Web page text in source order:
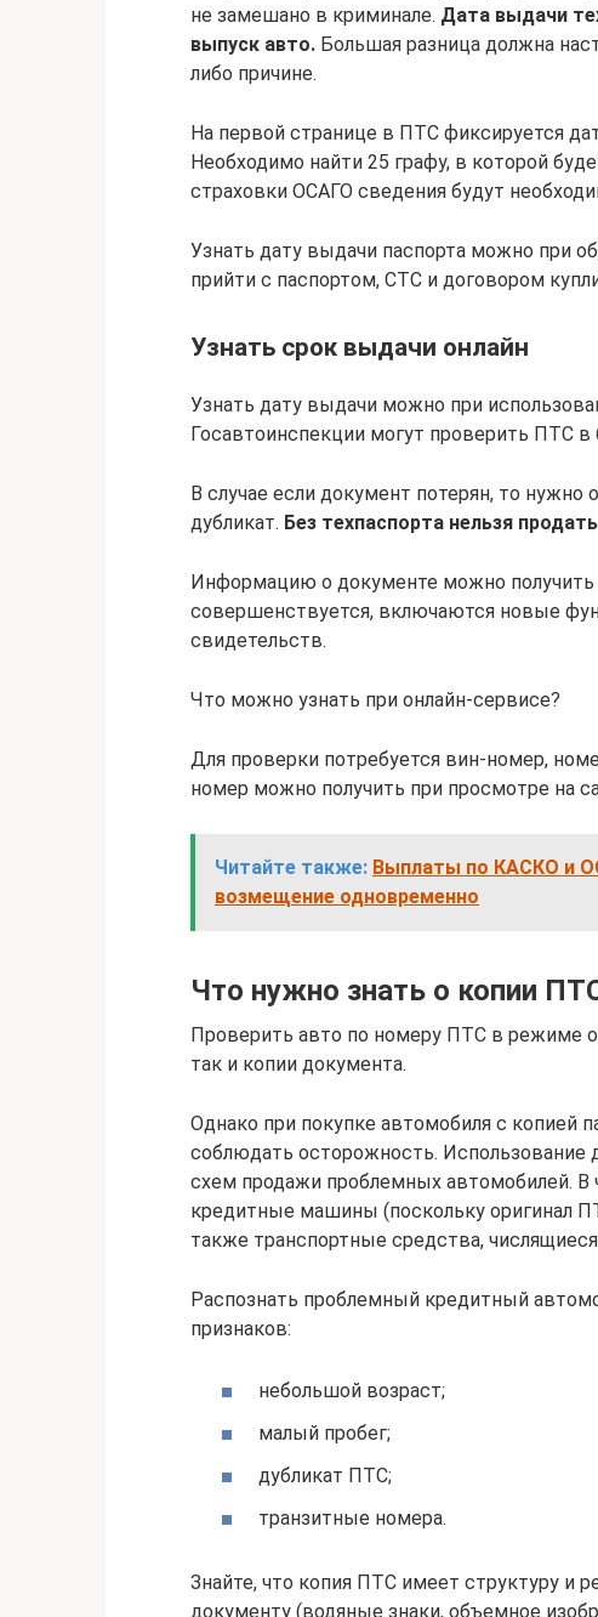
не замешано в криминале. Дата выдачи
выпуск авто. Большая разница должна
либо причине.
На первой странице в ПТС фиксируется
Необходимо найти 25 графу, в которой
страховки ОСАГО сведения будут
Узнать дату выдачи паспорта можно при
прийти с паспортом, СТС и договором
Узнать срок выдачи онлайн
Узнать дату выдачи можно при
Госавтоинспекции могут проверить ПТС в
В случае если документ потерян, то нужно
дубликат. Без техпаспорта нельзя
Информацию о документе можно получить
совершенствуется, включаются новые
свидетельств.
Что можно узнать при онлайн-сервисе?
Для проверки потребуется вин-номер,
номер можно получить при просмотре на
Читайте также: Выплаты по КАСКО и
возмещение одновременно
Что нужно знать о копии
Проверить авто по номеру ПТС в режиме
так и копии документа.
Однако при покупке автомобиля с копией
соблюдать осторожность. Использование
схем продажи проблемных автомобилей. В
кредитные машины (поскольку оригинал
также транспортные средства, числящиеся
Распознать проблемный кредитный
признаков:
небольшой возраст;
малый пробег;
дубликат ПТС;
транзитные номера.
Знайте, что копия ПТС имеет структуру и
документу (водяные знаки, объемное